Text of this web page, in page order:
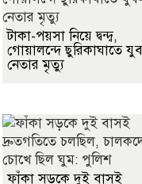
টাকা-পয়সা নিয়ে দ্বন্দ্ব,
গোয়ালন্দে ছুরিকাঘাতে
নেতার মৃত্যু
ফাঁকা সড়কে দুই বাসই